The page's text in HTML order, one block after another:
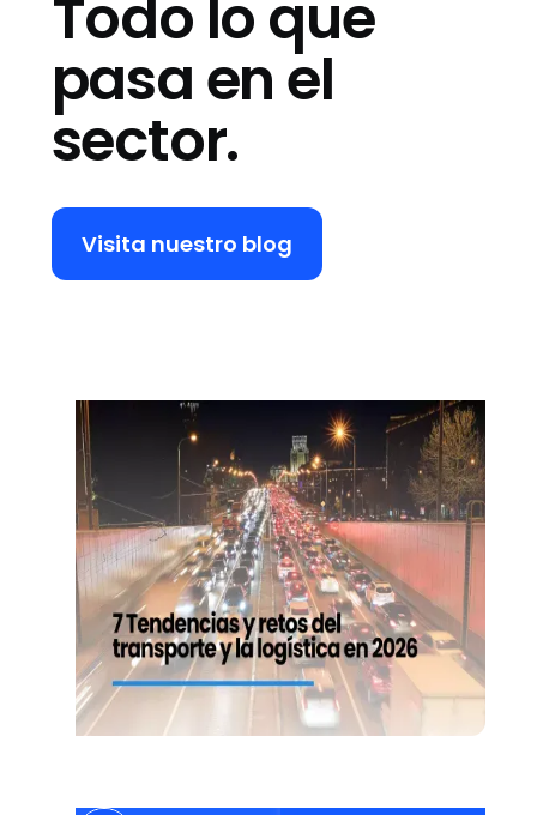
Todo lo que
pasa en el
sector.
Visita nuestro blog